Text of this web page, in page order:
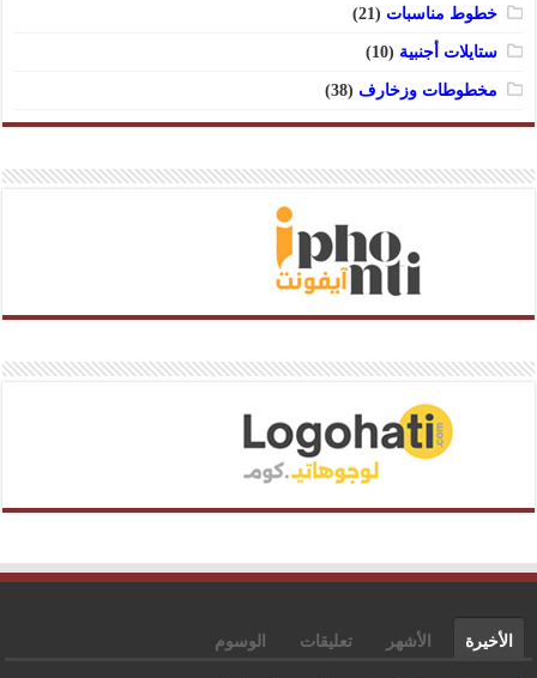
خطوط مناسبات (21)
ستايلات أجنبية (10)
مخطوطات وزخارف (38)
الأخيرة الأشهر تعليقات الوسوم